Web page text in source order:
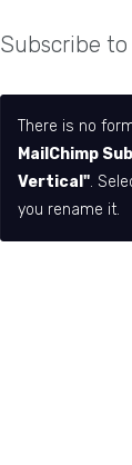
Subscribe
There is no
MailChimp
Vertical".
you rename it.